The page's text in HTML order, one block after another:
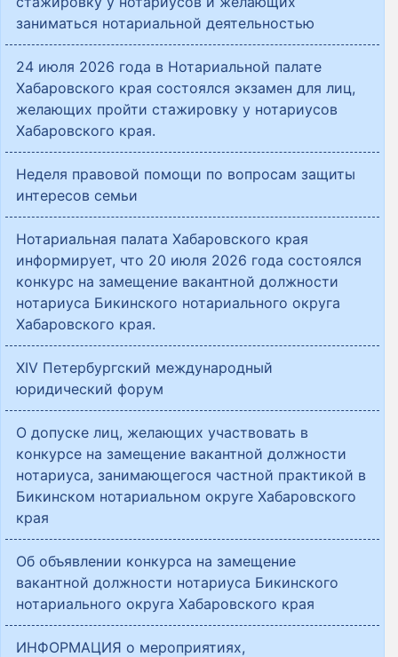
заниматься нотариальной деятельностью
24 июля 2026 года в Нотариальной палате
Хабаровского края состоялся экзамен для лиц,
желающих пройти стажировку у нотариусов
Хабаровского края.
Неделя правовой помощи по вопросам защиты
интересов семьи
Нотариальная палата Хабаровского края
информирует, что 20 июля 2026 года состоялся
конкурс на замещение вакантной должности
нотариуса Бикинского нотариального округа
Хабаровского края.
XIV Петербургский международный
юридический форум
О допуске лиц, желающих участвовать в
конкурсе на замещение вакантной должности
нотариуса, занимающегося частной практикой в
Бикинском нотариальном округе Хабаровского
края
Об объявлении конкурса на замещение
вакантной должности нотариуса Бикинского
нотариального округа Хабаровского края
ИНФОРМАЦИЯ о мероприятиях,